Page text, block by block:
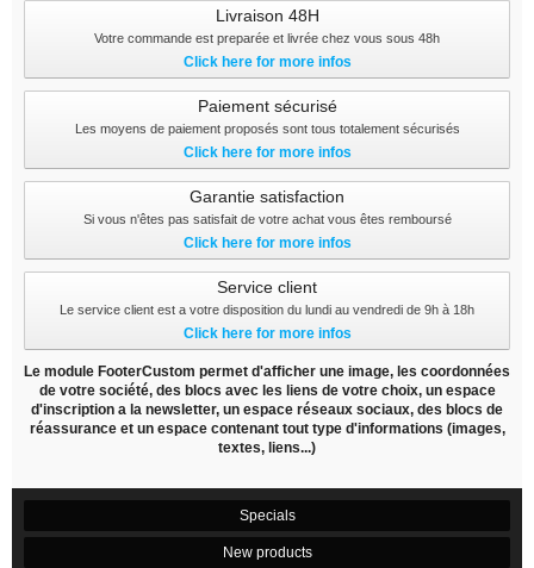
Livraison 48H
Votre commande est preparée et livrée chez vous sous 48h
Click here for more infos
Paiement sécurisé
Les moyens de paiement proposés sont tous totalement sécurisés
Click here for more infos
Garantie satisfaction
Si vous n'êtes pas satisfait de votre achat vous êtes remboursé
Click here for more infos
Service client
Le service client est a votre disposition du lundi au vendredi de 9h à 18h
Click here for more infos
Le module FooterCustom permet d'afficher une image, les coordonnées
de votre société, des blocs avec les liens de votre choix, un espace
d'inscription a la newsletter, un espace réseaux sociaux, des blocs de
réassurance et un espace contenant tout type d'informations (images,
textes, liens...)
Specials
New products